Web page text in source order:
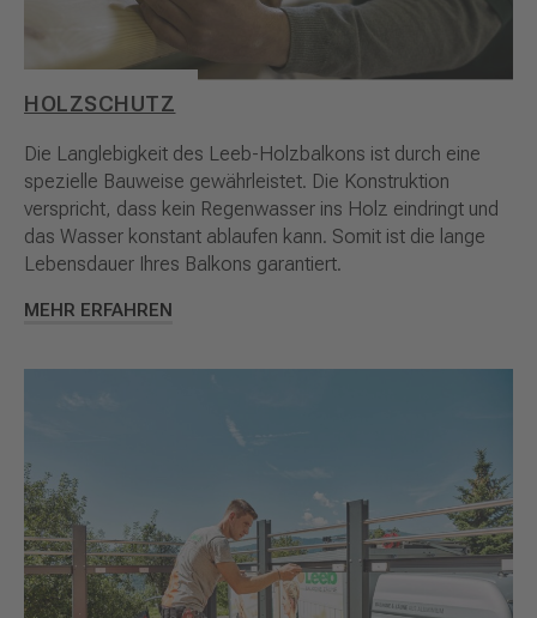
HOLZSCHUTZ
Die Langlebigkeit des Leeb-Holzbalkons ist durch eine
spezielle Bauweise gewährleistet. Die Konstruktion
verspricht, dass kein Regenwasser ins Holz eindringt und
das Wasser konstant ablaufen kann. Somit ist die lange
Lebensdauer Ihres Balkons garantiert.
MEHR ERFAHREN